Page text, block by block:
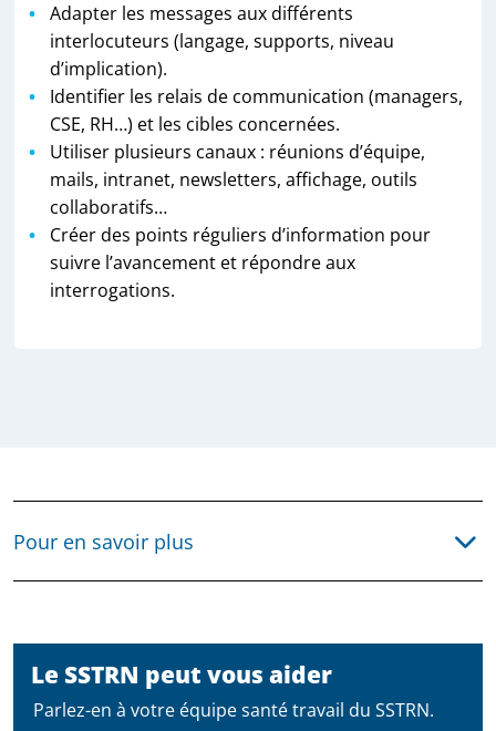
Adapter les messages aux différents
interlocuteurs (langage, supports, niveau
d’implication).
Identifier les relais de communication (managers,
CSE, RH…) et les cibles concernées.
Utiliser plusieurs canaux : réunions d’équipe,
mails, intranet, newsletters, affichage, outils
collaboratifs…
Créer des points réguliers d’information pour
suivre l’avancement et répondre aux
interrogations.
Pour en savoir plus
*Accompagnement au changement- Fiche RPS-
PRÉSANSE Pays de la Loire
Accompagner les projets de changements, mobiliser
Le SSTRN peut vous aider
Parlez-en à votre équipe santé travail du SSTRN.